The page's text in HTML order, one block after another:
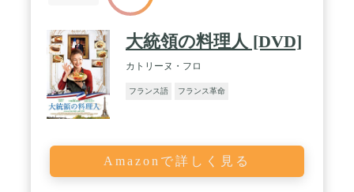
大統領の料理人 [DVD]
カトリーヌ・フロ
フランス語 フランス革命
Amazonで詳しく見る